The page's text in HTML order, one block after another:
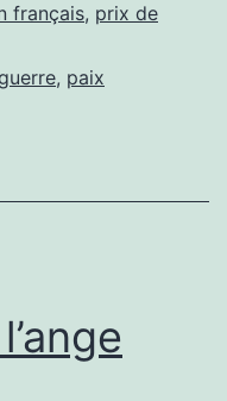
français, prix de
, paix